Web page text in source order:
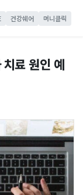
건강쉐어 머니클릭
료 원인 예